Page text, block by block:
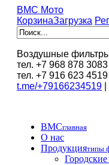
BMC Мото
КорзинаЗагрузка
Воздушные
тел. +7 968 878
тел. +7 916 623
t.me/+79166234519
BMCглавная
О нас
Продукциятипы